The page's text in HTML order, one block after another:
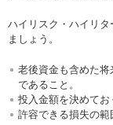
ハイリスク・ハイリ
ましょう。
老後資金も含めた
であること。
投入金額を決めてお
許容できる損失の範